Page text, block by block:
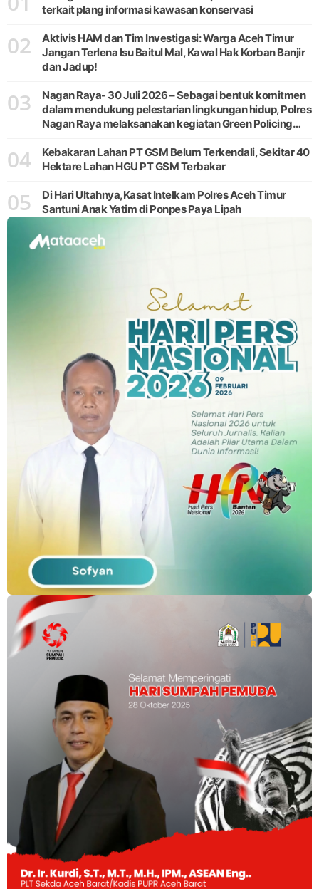
terkait plang informasi kawasan konservasi
02
Aktivis HAM dan Tim Investigasi: Warga Aceh Timur
Jangan Terlena Isu Baitul Mal, Kawal Hak Korban Banjir
dan Jadup!
03
Nagan Raya- 30 Juli 2026 – Sebagai bentuk komitmen
dalam mendukung pelestarian lingkungan hidup, Polres
Nagan Raya melaksanakan kegiatan Green Policing
Kecamatan Beutong, Kabupaten
04
Kebakaran Lahan PT GSM Belum Terkendali, Sekitar 40
Hektare Lahan HGU PT GSM Terbakar
05
Di Hari Ultahnya,Kasat Intelkam Polres Aceh Timur
Santuni Anak Yatim di Ponpes Paya Lipah